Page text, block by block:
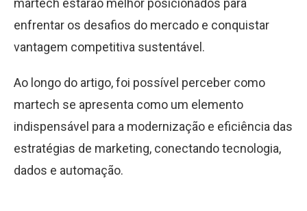
martech estarão melhor posicionados para
enfrentar os desafios do mercado e conquistar
vantagem competitiva sustentável.
Ao longo do artigo, foi possível perceber como
martech se apresenta como um elemento
indispensável para a modernização e eficiência das
estratégias de marketing, conectando tecnologia,
dados e automação.